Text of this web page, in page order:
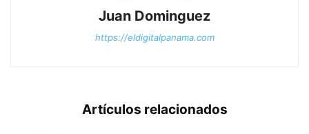
Juan Dominguez
https://eldigitalpanama.com
Artículos relacionados